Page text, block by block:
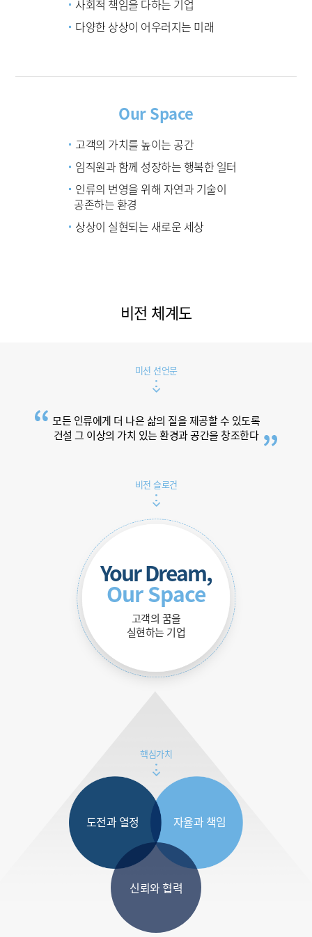
사회적 책임을 다하는 기업
다양한 상상이 어우러지는 미래
Our Space
고객의 가치를 높이는 공간
임직원과 함께 성장하는 행복한 일터
인류의 번영을 위해 자연과 기술이
공존하는 환경
상상이 실현되는 새로운 세상
비전 체계도
미션 선언문
모든 인류에게 더 나은 삶의 질을 제공할 수 있도록
건설 그 이상의 가치 있는 환경과 공간을 창조한다
비전 슬로건
Your Dream,
Our Space
고객의 꿈을
실현하는 기업
핵심가치
도전과 열정 자율과 책임
신뢰와 협력